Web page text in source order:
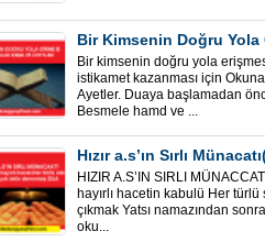
Bir kimsenin doğru yola
istikamet kazanması için
Ayetler. Duaya başlamadan
Besmele hamd ve ...
HIZIR A.S’IN SIRLI
hayırlı hacetin kabulü Her türlü
çıkmak Yatsı namazından
oku...